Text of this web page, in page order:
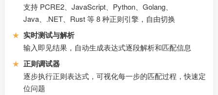
支持 PCRE2、JavaScript、Python、Golang、
Java、.NET、Rust 等 8 种正则引擎，自由切换
★ 实时测试与解析
输入即见结果，自动生成表达式逐段解析和匹配信息
★ 正则调试器
逐步执行正则表达式，可视化每一步的匹配过程，快速定
位问题